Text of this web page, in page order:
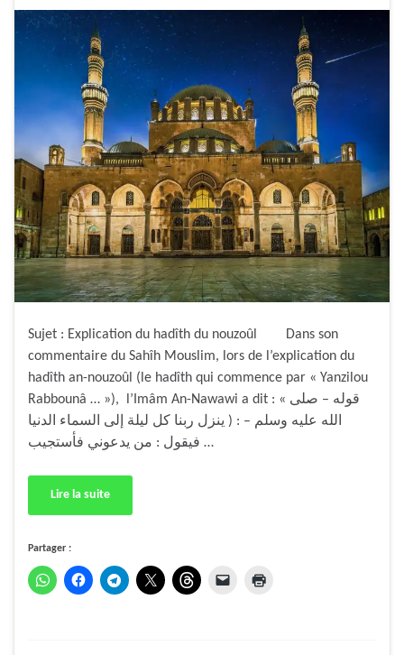
Sujet : Explication du hadîth du nouzoûl Dans son
commentaire du Sahîh Mouslim, lors de l’explication du
hadîth an-nouzoûl (le hadîth qui commence par « Yanzilou
Rabbounâ … »), l’Imâm An-Nawawi a dit : « قوله – صلى
الله عليه وسلم – : ( ينزل ربنا كل ليلة إلى السماء الدنيا
فيقول : من يدعوني فأستجيب …
Lire la suite
Partager :